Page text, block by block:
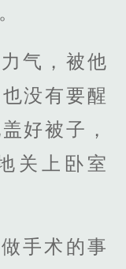
气，被他
没有要醒
好被子，
关上卧室
手术的事